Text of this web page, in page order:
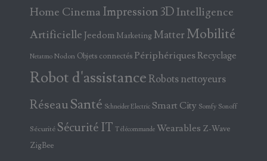
Home Cinema Impression 3DIntelligence
Artificielle Jeedom Marketing Matter Mobilité
Netatmo Nodon Objets connectés PériphériquesRecyclage
Robot d'assistance Robots nettoyeurs
RéseauSanté Schneider Electric Smart City Somfy Sonoff
Sécurité Sécurité IT Télécommande Wearables Z-Wave
ZigBee